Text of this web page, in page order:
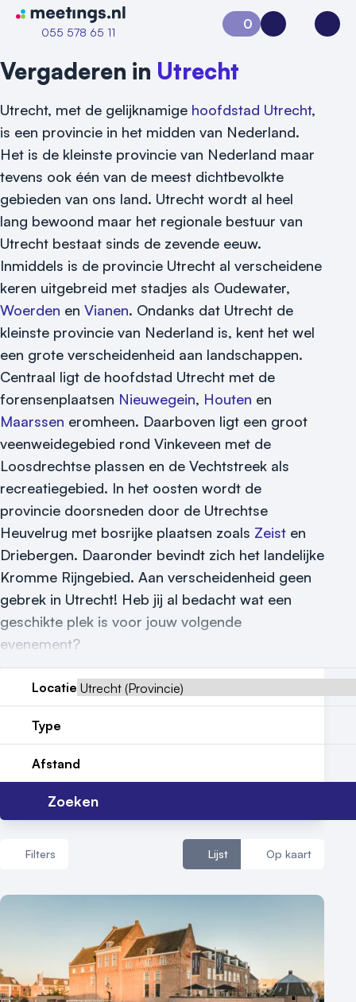
Naar home van Meetings
055 578 65 11
Vraag locatie aan
Locatiegids
Meld locatie aan
Nieuws
Reviews (5⭐️)
Contact
0
Aanvraag 0Inloggen
Vergaderen in Utrecht
Utrecht, met de gelijknamige hoofdstad Utrecht,
is een provincie in het midden van Nederland.
Het is de kleinste provincie van Nederland maar
tevens ook één van de meest dichtbevolkte
gebieden van ons land. Utrecht wordt al heel
lang bewoond maar het regionale bestuur van
Utrecht bestaat sinds de zevende eeuw.
Inmiddels is de provincie Utrecht al verscheidene
keren uitgebreid met stadjes als Oudewater,
Woerden en Vianen. Ondanks dat Utrecht de
kleinste provincie van Nederland is, kent het wel
een grote verscheidenheid aan landschappen.
Centraal ligt de hoofdstad Utrecht met de
forensenplaatsen Nieuwegein, Houten en
Maarssen eromheen. Daarboven ligt een groot
veenweidegebied rond Vinkeveen met de
Loosdrechtse plassen en de Vechtstreek als
recreatiegebied. In het oosten wordt de
provincie doorsneden door de Utrechtse
Heuvelrug met bosrijke plaatsen zoals Zeist en
Driebergen. Daaronder bevindt zich het landelijke
Kromme Rijngebied. Aan verscheidenheid geen
gebrek in Utrecht! Heb jij al bedacht wat een
geschikte plek is voor jouw volgende
evenement?
Locatie
Type
Afstand
Zoeken
Filters Lijst Op kaart
1 - 5 zalen
6 - 10 zalen
10 of meer zalen